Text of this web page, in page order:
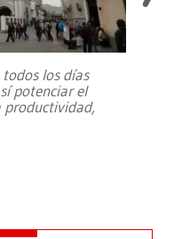
los días
potenciar el